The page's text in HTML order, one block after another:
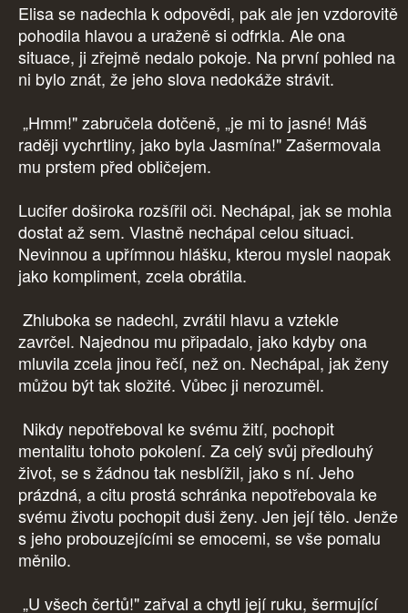
Elisa se nadechla k odpovědi, pak ale jen vzdorovitě
pohodila hlavou a uraženě si odfrkla. Ale ona
situace, ji zřejmě nedalo pokoje. Na první pohled na
ni bylo znát, že jeho slova nedokáže strávit.
„Hmm!" zabručela dotčeně, „je mi to jasné! Máš
raději vychrtliny, jako byla Jasmína!" Zašermovala
mu prstem před obličejem.
Lucifer doširoka rozšířil oči. Nechápal, jak se mohla
dostat až sem. Vlastně nechápal celou situaci.
Nevinnou a upřímnou hlášku, kterou myslel naopak
jako kompliment, zcela obrátila.
Zhluboka se nadechl, zvrátil hlavu a vztekle
zavrčel. Najednou mu připadalo, jako kdyby ona
mluvila zcela jinou řečí, než on. Nechápal, jak ženy
můžou být tak složité. Vůbec ji nerozuměl.
Nikdy nepotřeboval ke svému žití, pochopit
mentalitu tohoto pokolení. Za celý svůj předlouhý
život, se s žádnou tak nesblížil, jako s ní. Jeho
prázdná, a citu prostá schránka nepotřebovala ke
svému životu pochopit duši ženy. Jen její tělo. Jenže
s jeho probouzejícími se emocemi, se vše pomalu
měnilo.
„U všech čertů!" zařval a chytl její ruku, šermující